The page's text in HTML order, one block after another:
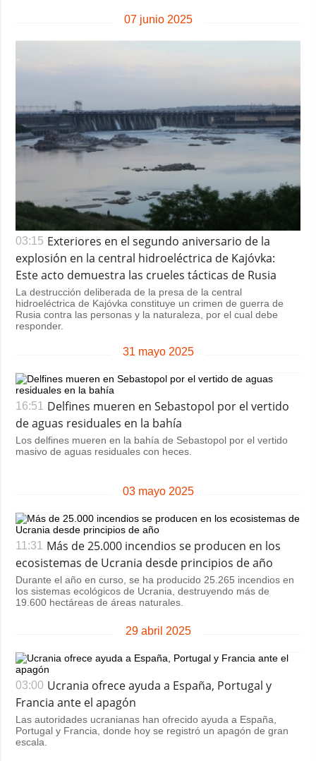
07 junio 2025
03:15 Exteriores en el segundo aniversario de la
explosión en la central hidroeléctrica de Kajóvka:
Este acto demuestra las crueles tácticas de Rusia
La destrucción deliberada de la presa de la central
hidroeléctrica de Kajóvka constituye un crimen de guerra de
Rusia contra las personas y la naturaleza, por el cual debe
responder.
31 mayo 2025
16:51
Delfines mueren en Sebastopol por el vertido
de aguas residuales en la bahía
Los delfines mueren en la bahía de Sebastopol por el vertido
masivo de aguas residuales con heces.
03 mayo 2025
11:31
Más de 25.000 incendios se producen en los
ecosistemas de Ucrania desde principios de año
Durante el año en curso, se ha producido 25.265 incendios en
los sistemas ecológicos de Ucrania, destruyendo más de
19.600 hectáreas de áreas naturales.
29 abril 2025
03:00 Ucrania ofrece ayuda a España, Portugal y
Francia ante el apagón
Las autoridades ucranianas han ofrecido ayuda a España,
Portugal y Francia, donde hoy se registró un apagón de gran
escala.